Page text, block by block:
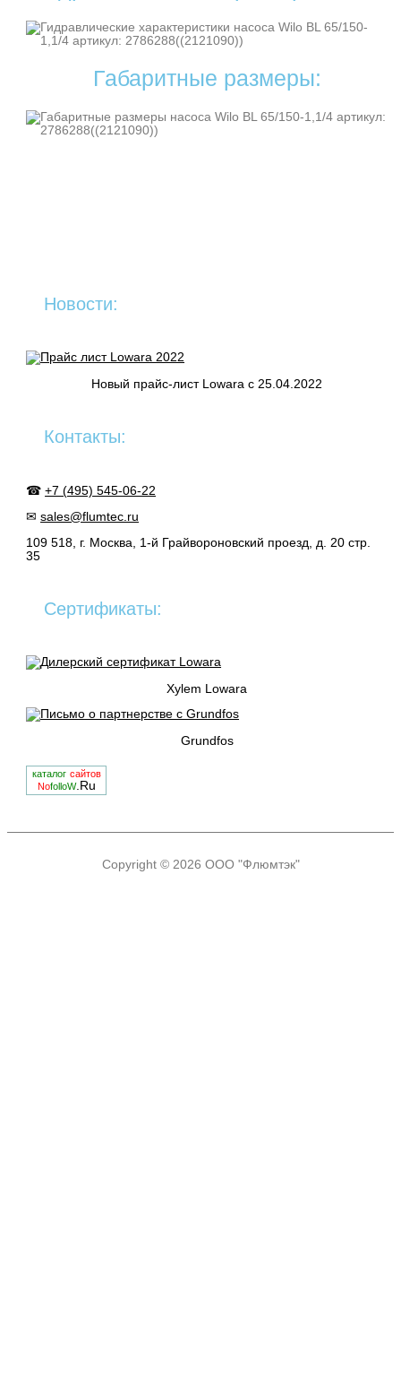
Новости:
Новый прайс-лист Lowara c 25.04.2022
Контакты:
☎+7 (495) 545-06-22
✉sales@flumtec.ru
109 518, г. Москва, 1-й Грайвороновский проезд, д. 20 стр.
35
Сертификаты:
Xylem Lowara
Grundfos
каталог сайтов
NofolloW.Ru
Габаритные размеры:
Copyright © 2026 ООО "Флюмтэк"